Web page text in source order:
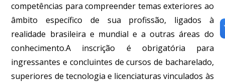
competências para compreender temas exteriores ao
âmbito específico de sua profissão, ligados à
realidade brasileira e mundial e a outras áreas do
conhecimento.A inscrição é obrigatória para
ingressantes e concluintes de cursos de bacharelado,
superiores de tecnologia e licenciaturas vinculados às